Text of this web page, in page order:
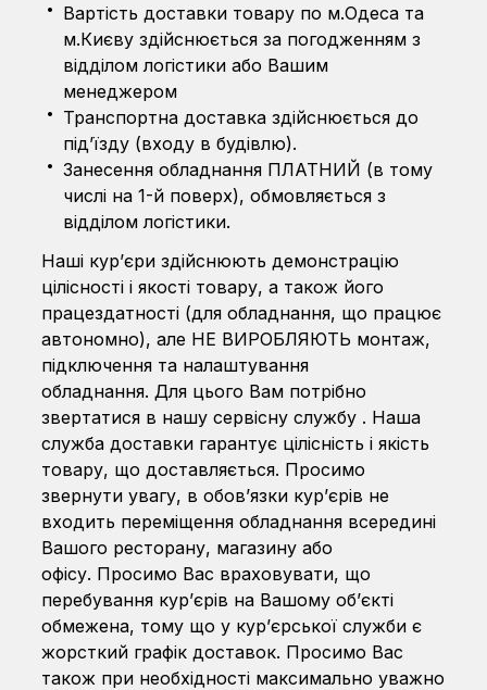
Вартість доставки товару по м.Одеса та
м.Києву здійснюється за погодженням з
відділом логістики або Вашим
менеджером
Транспортна доставка здійснюється до
під’їзду (входу в будівлю).
Занесення обладнання ПЛАТНИЙ (в тому
числі на 1-й поверх), обмовляється з
відділом логістики.
Наші кур’єри здійснюють демонстрацію
цілісності і якості товару, а також його
працездатності (для обладнання, що працює
автономно), але НЕ ВИРОБЛЯЮТЬ монтаж,
підключення та налаштування
обладнання. Для цього Вам потрібно
звертатися в нашу сервісну службу . Наша
служба доставки гарантує цілісність і якість
товару, що доставляється. Просимо
звернути увагу, в обов’язки кур’єрів не
входить переміщення обладнання всередині
Вашого ресторану, магазину або
офісу. Просимо Вас враховувати, що
перебування кур’єрів на Вашому об’єкті
обмежена, тому що у кур’єрської служби є
жорсткий графік доставок. Просимо Вас
також при необхідності максимально уважно